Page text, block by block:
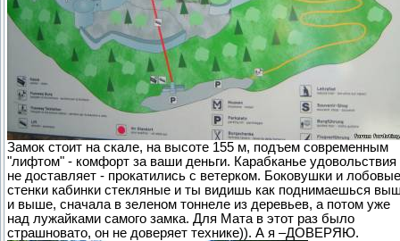
Замок стоит на скале, на высоте 155 м, подъем современным
"лифтом" - комфорт за ваши деньги. Карабканье удовольствия
не доставляет - прокатились с ветерком. Боковушки и лобовые
стенки кабинки стекляные и ты видишь как поднимаешься
и выше, сначала в зеленом тоннеле из деревьев, а потом уже
над лужайками самого замка. Для Мата в этот раз было
страшновато, он не доверяет технике)). А я –ДОВЕРЯЮ.